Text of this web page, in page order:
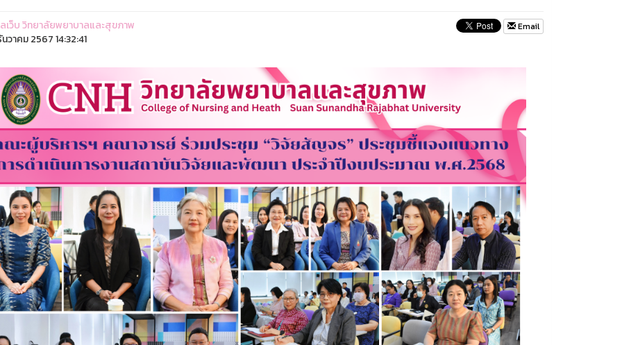
ว็บ วิทยาลัยพยาบาลและสุขภาพ
วาคม 2567 14:32:41
Email